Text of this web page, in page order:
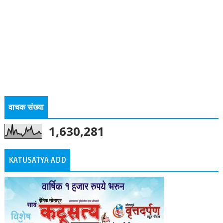
वाचक संख्या
1,630,281
KATUSATYA ADD